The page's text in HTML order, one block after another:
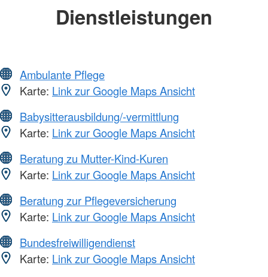
Dienstleistungen
Ambulante Pflege
Karte: Link zur Google Maps Ansicht
Babysitterausbildung/-vermittlung
Karte: Link zur Google Maps Ansicht
Beratung zu Mutter-Kind-Kuren
Karte: Link zur Google Maps Ansicht
Beratung zur Pflegeversicherung
Karte: Link zur Google Maps Ansicht
Bundesfreiwilligendienst
Karte: Link zur Google Maps Ansicht